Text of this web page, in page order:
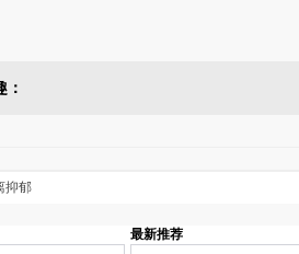
：
抑郁
最新推荐